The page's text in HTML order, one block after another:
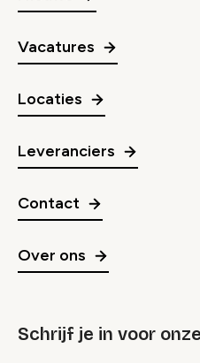
Vacatures
Locaties
Leveranciers
Contact
Over ons
Schrijf je in voor